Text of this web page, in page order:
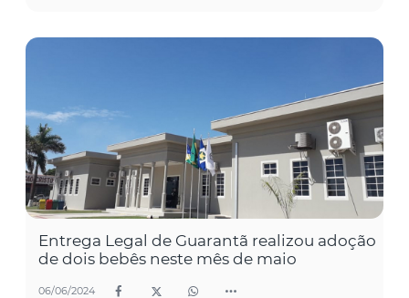
Entrega Legal de Guarantã realizou adoção
de dois bebês neste mês de maio
06/06/2024